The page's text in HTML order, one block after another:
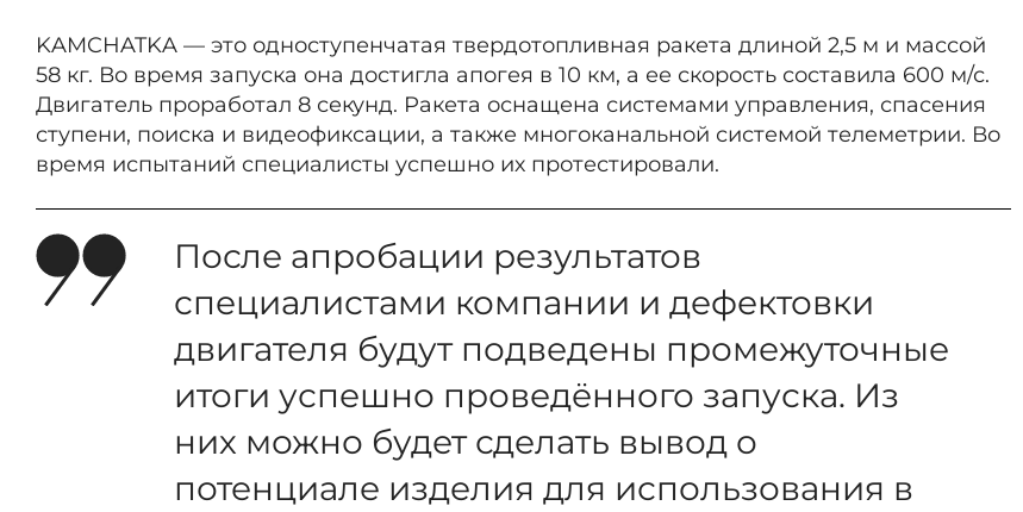
KAMCHATKA — это одноступенчатая твердотопливная ракета длиной 2,5 м и массой
58 кг. Во время запуска она достигла апогея в 10 км, а ее скорость составила 600 м/с.
Двигатель проработал 8 секунд. Ракета оснащена системами управления, спасения
ступени, поиска и видеофиксации, а также многоканальной системой телеметрии. Во
время испытаний специалисты успешно их протестировали.
После апробации результатов
специалистами компании и дефектовки
двигателя будут подведены промежуточные
итоги успешно проведённого запуска. Из
них можно будет сделать вывод о
потенциале изделия для использования в